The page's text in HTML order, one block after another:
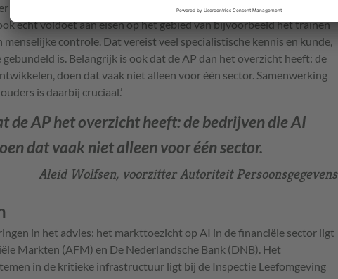
van de AP, zegt: ‘De markttoezichthouder gaat erop toezien dat op
echt voldoet aan eisen op het gebied van bijvoorbeeld het trainen
controle. Dat vereist veel specialistische kennis en kunde,
is. Belangrijk is ook dat de AP dan het overzicht heeft: de
doen dat vaak niet alleen voor één sector. Samenwerking
is daarbij cruciaal.’
de AP het overzicht heeft: de bedrijven die AI
dat vaak niet alleen voor één sector.
Aleid Wolfsen, voorzitter Autoriteit Persoonsgegevens
in het advies: het markttoezicht op AI in de financiële sector ligt
Markten (AFM) en De Nederlandsche Bank (DNB). Het
in de kritieke infrastructuur ligt bij de Inspectie Leefomgeving